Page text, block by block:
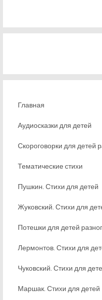
Главная
Аудиосказки для детей
Скороговорки для детей
Тематические стихи
Пушкин. Стихи для детей
Жуковский. Стихи для
Потешки для детей
Лермонтов. Стихи для
Чуковский. Стихи для
Маршак. Стихи для детей